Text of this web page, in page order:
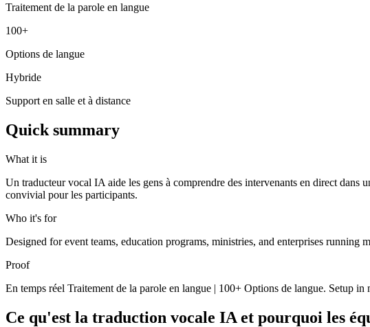
Traitement de la parole en langue
100+
Options de langue
Hybride
Support en salle et à distance
Quick summary
What it is
Un traducteur vocal IA aide les gens à comprendre des intervenants en direct dans
convivial pour les participants.
Who it's for
Designed for event teams, education programs, ministries, and enterprises
Proof
En temps réel Traitement de la parole en langue | 100+ Options de langue. Setup
Ce qu'est la traduction vocale IA et pourquoi les